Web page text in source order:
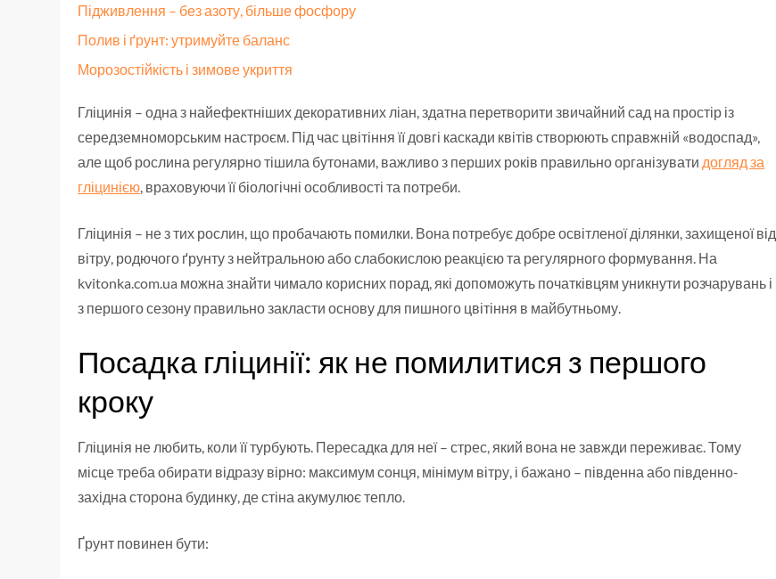
Підживлення – без азоту, більше фосфору
Полив і ґрунт: утримуйте баланс
Морозостійкість і зимове укриття
Гліцинія – одна з найефектніших декоративних ліан, здатна перетворити звичайний сад на простір із
середземноморським настроєм. Під час цвітіння її довгі каскади квітів створюють справжній «водоспад»,
але щоб рослина регулярно тішила бутонами, важливо з перших років правильно організувати догляд за
гліцинією , враховуючи її біологічні особливості та потреби.
Гліцинія – не з тих рослин, що пробачають помилки. Вона потребує добре освітленої ділянки, захищеної від
вітру, родючого ґрунту з нейтральною або слабокислою реакцією та регулярного формування. На
kvitonka.com.ua можна знайти чимало корисних порад, які допоможуть початківцям уникнути розчарувань і
з першого сезону правильно закласти основу для пишного цвітіння в майбутньому.
Посадка гліцинії: як не помилитися з першого
кроку
Гліцинія не любить, коли її турбують. Пересадка для неї – стрес, який вона не завжди переживає. Тому
місце треба обирати відразу вірно: максимум сонця, мінімум вітру, і бажано – південна або південно-
західна сторона будинку, де стіна акумулює тепло.
Ґрунт повинен бути: